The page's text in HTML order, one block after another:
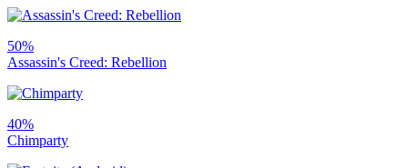
50%
Assassin's Creed: Rebellion
40%
Chimparty